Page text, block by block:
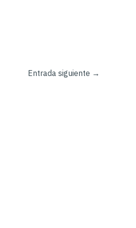
Entrada siguiente →